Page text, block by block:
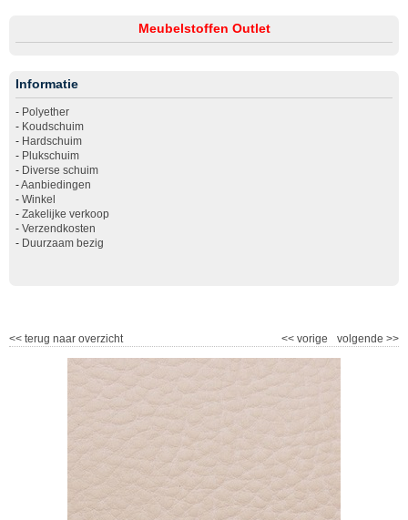
Meubelstoffen Outlet
Informatie
- Polyether
- Koudschuim
- Hardschuim
- Plukschuim
- Diverse schuim
-Aanbiedingen
- Winkel
- Zakelijke verkoop
- Verzendkosten
- Duurzaam bezig
<< terug naar overzicht volgende >>
<< vorige